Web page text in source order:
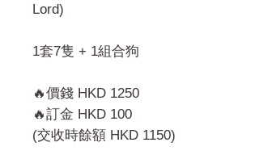
Lord)
1套7隻 + 1組合狗
🔥價錢 HKD 1250
🔥訂金 HKD 100
(交收時餘額 HKD 1150)